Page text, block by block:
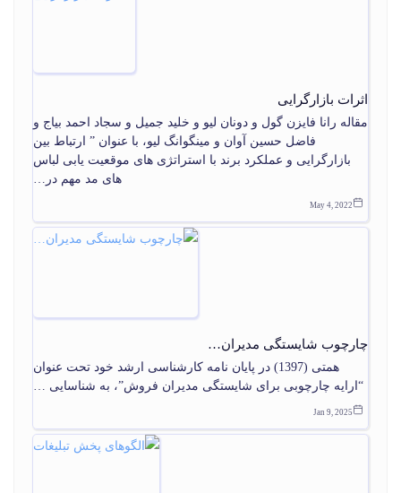
اثرات بازارگرایی
مقاله رانا فایزن گول و دونان لیو و خلید جمیل و سجاد احمد بیاج و
فاضل حسین آوان و مینگوانگ لیو، با عنوان ” ارتباط بین
بازارگرایی و عملکرد برند با استراتژی های موقعیت یابی لباس
های مد مهم در…
May 4, 2022
چارچوب شایستگی مدیران…
همتی (1397) در پایان‏ نامه کارشناسی ارشد خود تحت عنوان
“ارایه چارچوبی برای شایستگی مدیران فروش”، به شناسایی …
Jan 9, 2025